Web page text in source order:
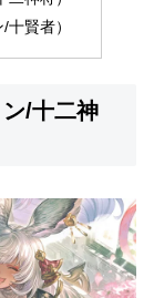
賢者）
/十二神